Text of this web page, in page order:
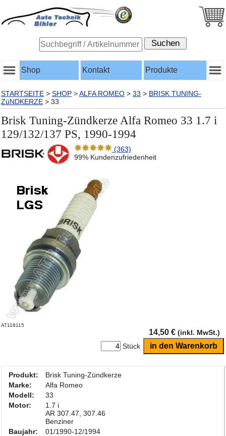
Shop Kontakt Produkte
STARTSEITE > SHOP >ALFA ROMEO > 33 > BRISK TUNING-
ZüNDKERZE > 33
Brisk Tuning-Zündkerze Alfa Romeo 33 1.7 i
129/132/137 PS, 1990-1994
(363)
99% Kundenzufriedenheit
AT118115
14,50 € (inkl. MwSt.)
Stück
Produkt:
Brisk Tuning-Zündkerze
Marke:
Alfa Romeo
Modell:
33
Motor:
1.7 i
AR 307.47, 307.46
Benziner
Baujahr:
01/1990-12/1994